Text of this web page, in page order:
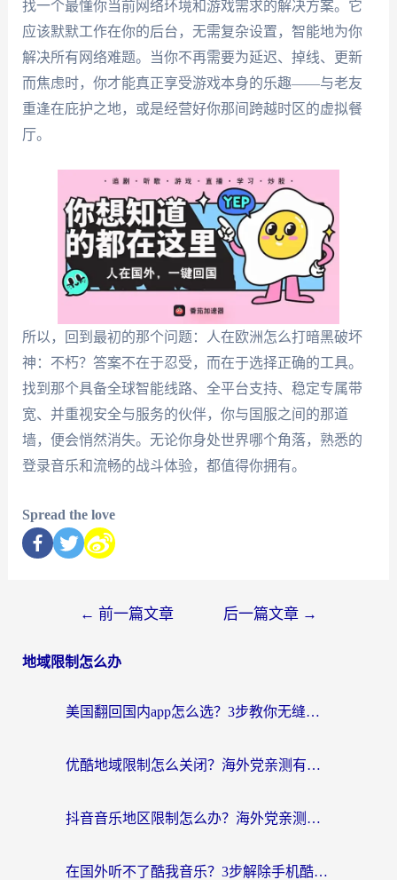
找一个最懂你当前网络环境和游戏需求的解决方案。它
应该默默工作在你的后台，无需复杂设置，智能地为你
解决所有网络难题。当你不再需要为延迟、掉线、更新
而焦虑时，你才能真正享受游戏本身的乐趣——与老友
重逢在庇护之地，或是经营好你那间跨越时区的虚拟餐
厅。
所以，回到最初的那个问题：人在欧洲怎么打暗黑破坏
神：不朽？答案不在于忍受，而在于选择正确的工具。
找到那个具备全球智能线路、全平台支持、稳定专属带
宽、并重视安全与服务的伙伴，你与国服之间的那道
墙，便会悄然消失。无论你身处世界哪个角落，熟悉的
登录音乐和流畅的战斗体验，都值得你拥有。
Spread the love
← 前一篇文章 后一篇文章 →
地域限制怎么办
美国翻回国内app怎么选？3步教你无缝刷剧、登12123、访问国内网站
优酷地域限制怎么关闭？海外党亲测有效的追剧加速器选择指南
抖音音乐地区限制怎么办？海外党亲测有效的听歌自由指南
在国外听不了酷我音乐？3步解除手机酷我音乐海外限制，附实测好用加速器